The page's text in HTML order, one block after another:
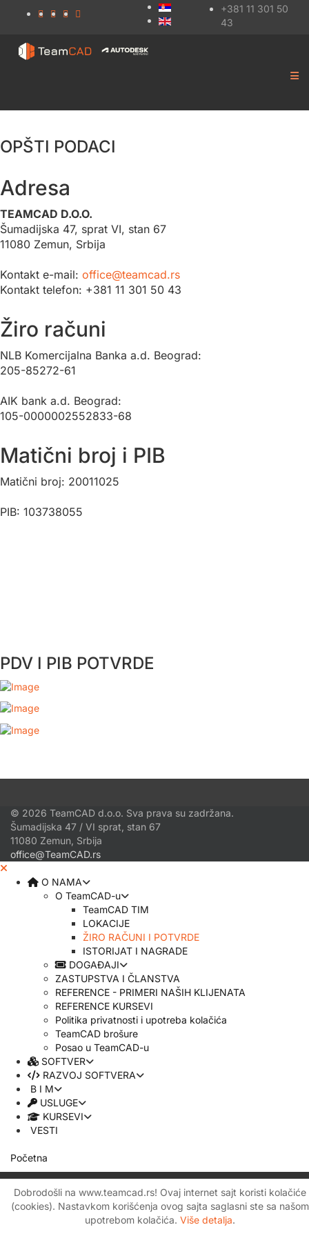
+381 11 301 50
43
OPŠTI PODACI
Adresa
TEAMCAD D.O.O.
Šumadijska 47, sprat VI, stan 67
11080 Zemun, Srbija
Kontakt e-mail: office@teamcad.rs
Kontakt telefon: +381 11 301 50 43
Žiro računi
NLB Komercijalna Banka a.d. Beograd:
205-85272-61
AIK bank a.d. Beograd:
105-0000002552833-68
Matični broj i PIB
Matični broj: 20011025
PIB: 103738055
PDV I PIB POTVRDE
© 2026 TeamCAD d.o.o. Sva prava su zadržana.
Šumadijska 47 / VI sprat, stan 67
11080 Zemun, Srbija
office@TeamCAD.rs
O NAMA
O TeamCAD-u
TeamCAD TIM
LOKACIJE
ŽIRO RAČUNI I POTVRDE
ISTORIJAT I NAGRADE
DOGAĐAJI
ZASTUPSTVA I ČLANSTVA
REFERENCE - PRIMERI NAŠIH KLIJENATA
REFERENCE KURSEVI
Politika privatnosti i upotreba kolačića
TeamCAD brošure
Posao u TeamCAD-u
SOFTVER
RAZVOJ SOFTVERA
B I M
USLUGE
KURSEVI
VESTI
Početna
Dobrodošli na www.teamcad.rs! Ovaj internet sajt koristi kolačiće
(cookies). Nastavkom korišćenja ovog sajta saglasni ste sa našom
upotrebom kolačića. Više detalja.